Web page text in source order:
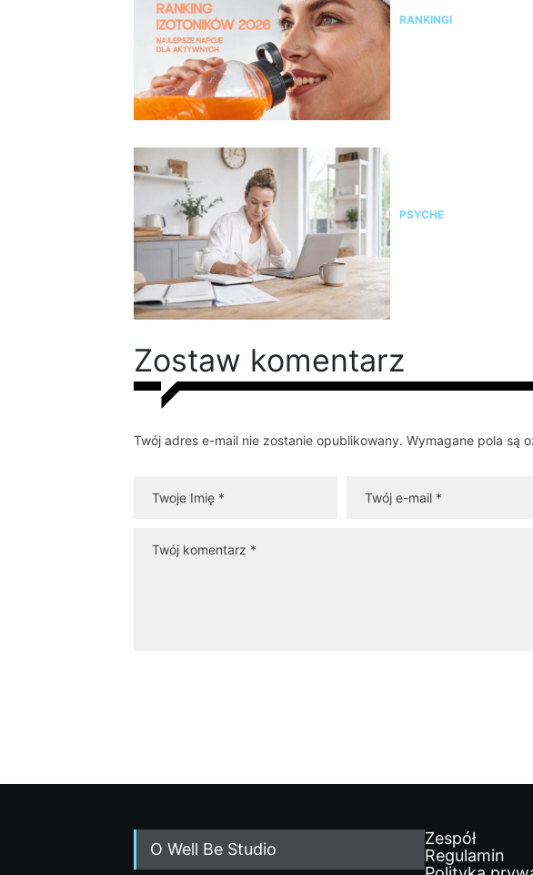
RANKINGI
PSYCHE
Zostaw komentarz
Twój adres e-mail nie zostanie opublikowany. Wymagane pola są
O Well Be Studio
Zespół
Regulamin